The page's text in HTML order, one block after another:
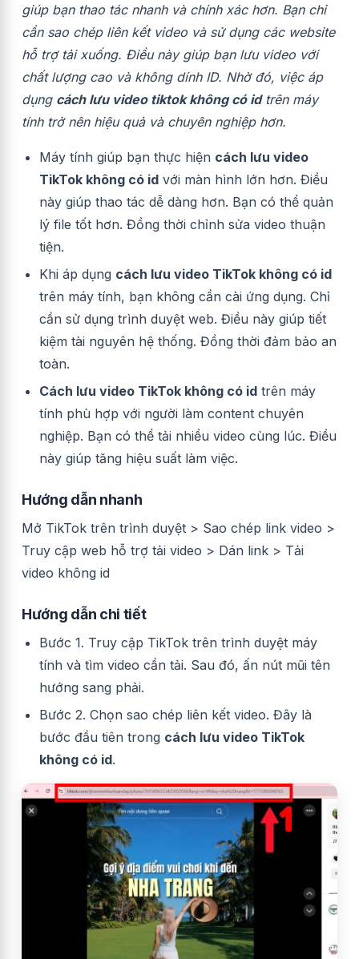
giúp bạn thao tác nhanh và chính xác hơn. Bạn chỉ
cần sao chép liên kết video và sử dụng các website
hỗ trợ tải xuống. Điều này giúp bạn lưu video với
chất lượng cao và không dính ID. Nhờ đó, việc áp
dụng cách lưu video tiktok không có idtrên máy
tính trở nên hiệu quả và chuyên nghiệp hơn.
Máy tính giúp bạn thực hiện cách lưu video
TikTok không có id với màn hình lớn hơn. Điều
này giúp thao tác dễ dàng hơn. Bạn có thể quản
lý file tốt hơn. Đồng thời chỉnh sửa video thuận
tiện.
Khi áp dụng cách lưu video TikTok không có id
trên máy tính, bạn không cần cài ứng dụng. Chỉ
cần sử dụng trình duyệt web. Điều này giúp tiết
kiệm tài nguyên hệ thống. Đồng thời đảm bảo an
toàn.
Cách lưu video TikTok không có id trên máy
tính phù hợp với người làm content chuyên
nghiệp. Bạn có thể tải nhiều video cùng lúc. Điều
này giúp tăng hiệu suất làm việc.
Hướng dẫn nhanh
Mở TikTok trên trình duyệt > Sao chép link video >
Truy cập web hỗ trợ tải video > Dán link > Tải
video không id
Hướng dẫn chi tiết
Bước 1. Truy cập TikTok trên trình duyệt máy
tính và tìm video cần tải. Sau đó, ấn nút mũi tên
hướng sang phải.
Bước 2. Chọn sao chép liên kết video. Đây là
bước đầu tiên trong cách lưu video TikTok
không có id.